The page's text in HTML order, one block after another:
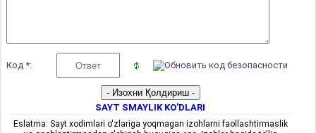
Код *:
SAYT SMAYLIK KO'DLARI
Eslatma: Sayt xodimlari o'zlariga yoqmagan izohlarni faollashtirmaslik